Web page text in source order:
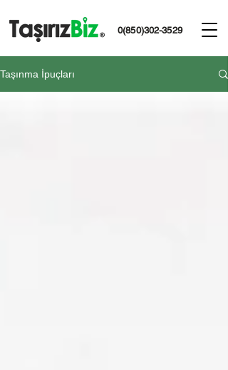
0(850)302-3529
Taşınma İpuçları